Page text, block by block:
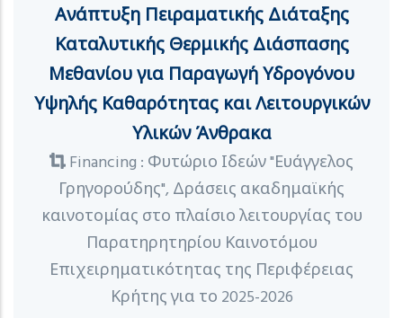
Ανάπτυξη Πειραματικής Διάταξης
Καταλυτικής Θερμικής Διάσπασης
Μεθανίου για Παραγωγή Υδρογόνου
Υψηλής Καθαρότητας και Λειτουργικών
Υλικών Άνθρακα
Financing : Φυτώριο Ιδεών "Ευάγγελος
Γρηγορούδης", Δράσεις ακαδημαϊκής
καινοτομίας στο πλαίσιο λειτουργίας του
Παρατηρητηρίου Καινοτόμου
Επιχειρηματικότητας της Περιφέρειας
Κρήτης για το 2025-2026